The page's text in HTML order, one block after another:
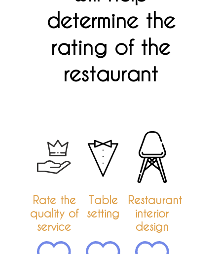
determine the
rating of the
restaurant
Rate the
quality of
service
Table
setting
Restaurant
interior
design